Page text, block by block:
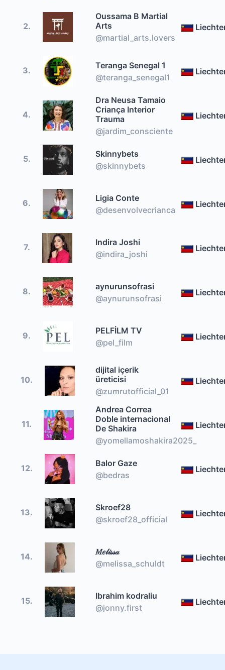
2.
Oussama B Martial
Arts
@martial_arts.lovers
3.
Teranga Senegal 1
@teranga_senegal1
4.
Dra Neusa Tamaio
Criança Interior
Trauma
@jardim_consciente
5.
Skinnybets
@skinnybets
6.
Ligia Conte
@desenvolvecrianca
7.
Indira Joshi
@indira_joshi
8.
aynurunsofrasi
@aynurunsofrasi
9.
PELFİLM TV
@pel_film
10.
dijital içerik
üreticisi
@zumrutofficial_01
11.
Andrea Correa
Doble internacional
De Shakira
@yomellamoshakira2025_
12.
Balor Gaze
@bedras
13.
Skroef28
@skroef28_official
14.
𝑀𝑒𝓁𝒾𝓈𝓈𝒶
@melissa_schuldt
15.
Ibrahim kodraliu
@jonny.first